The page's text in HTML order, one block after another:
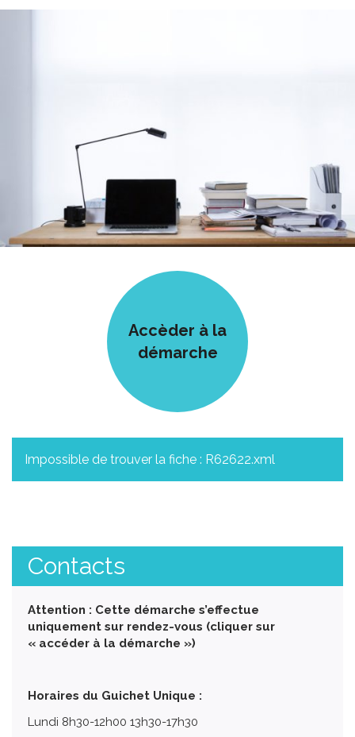
Accèder à la
démarche
Impossible de trouver la fiche : R62622.xml
Contacts
Attention : Cette démarche s’effectue
uniquement sur rendez-vous (cliquer sur
« accéder à la démarche »)
Horaires du Guichet Unique :
Lundi 8h30-12h00 13h30-17h30